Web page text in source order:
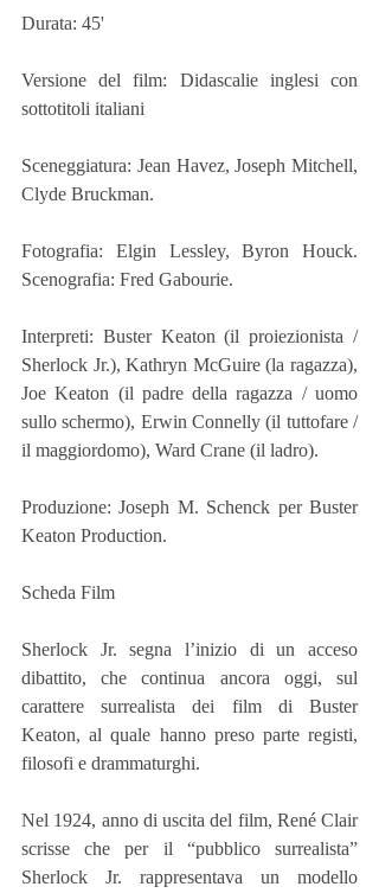
Durata: 45'
Versione del film: Didascalie inglesi con
sottotitoli italiani
Sceneggiatura: Jean Havez, Joseph Mitchell,
Clyde Bruckman.
Fotografia: Elgin Lessley, Byron Houck.
Scenografia: Fred Gabourie.
Interpreti: Buster Keaton (il proiezionista /
Sherlock Jr.), Kathryn McGuire (la ragazza),
Joe Keaton (il padre della ragazza / uomo
sullo schermo), Erwin Connelly (il tuttofare /
il maggiordomo), Ward Crane (il ladro).
Produzione: Joseph M. Schenck per Buster
Keaton Production.
Scheda Film
Sherlock Jr. segna l’inizio di un acceso
dibattito, che continua ancora oggi, sul
carattere surrealista dei film di Buster
Keaton, al quale hanno preso parte registi,
filosofi e drammaturghi.
Nel 1924, anno di uscita del film, René Clair
scrisse che per il “pubblico surrealista”
Sherlock Jr. rappresentava un modello